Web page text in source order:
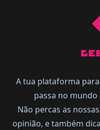
A tua plataforma
passa no
Não percas as
opinião, e também